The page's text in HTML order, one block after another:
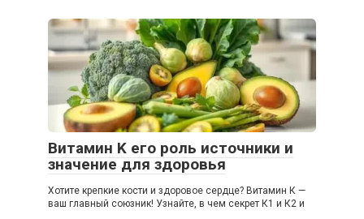
Витамин K его роль источники и
значение для здоровья
Хотите крепкие кости и здоровое сердце? Витамин К —
ваш главный союзник! Узнайте, в чем секрет К1 и К2 и